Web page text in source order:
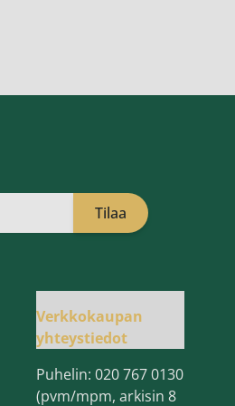
Tilaa
Verkkokaupan
yhteystiedot
Puhelin: 020 767 0130
(pvm/mpm, arkisin 8